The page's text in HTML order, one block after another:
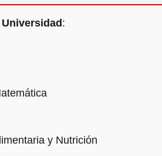
:
y Nutrición